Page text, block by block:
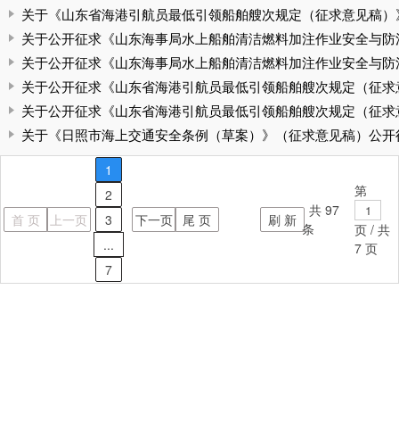
关于《山东省海港引航员最低引领船舶艘次规定（征求意见稿
关于公开征求《山东海事局水上船舶清洁燃料加注作业安全与
关于公开征求《山东海事局水上船舶清洁燃料加注作业安全与
关于公开征求《山东省海港引航员最低引领船舶艘次规定（征
关于公开征求《山东省海港引航员最低引领船舶艘次规定（征
关于《日照市海上交通安全条例（草案）》（征求意见稿）公
首 页 上一页
1
2
3
...
7
下一页 尾 页 刷 新
共 97
条
第
页 / 共
7 页